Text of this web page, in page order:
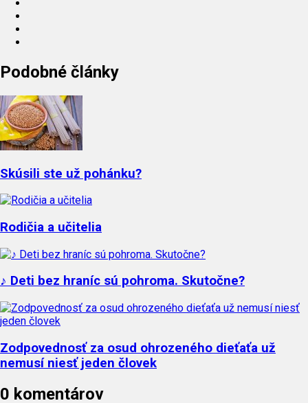
Podobné články
Skúsili ste už pohánku?
Rodičia a učitelia
♪ Deti bez hraníc sú pohroma. Skutočne?
Zodpovednosť za osud ohrozeného dieťaťa už
nemusí niesť jeden človek
0 komentárov